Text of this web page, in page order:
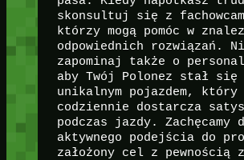
skonsultuj się z
którzy mogą pomóc w
odpowiednich rozwiązań.
zapominaj także o
aby Twój Polonez stał się
unikalnym pojazdem, który
codziennie dostarcza
podczas jazdy. Zachęcamy
aktywnego podejścia do
założony cel z pewnością